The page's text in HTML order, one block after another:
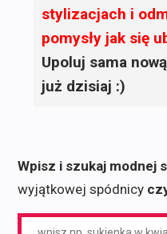
stylizacjach i
pomysły jak się
Upoluj sama
już dzisiaj :)
Wpisz i szukaj modnej
wyjątkowej spódnicy